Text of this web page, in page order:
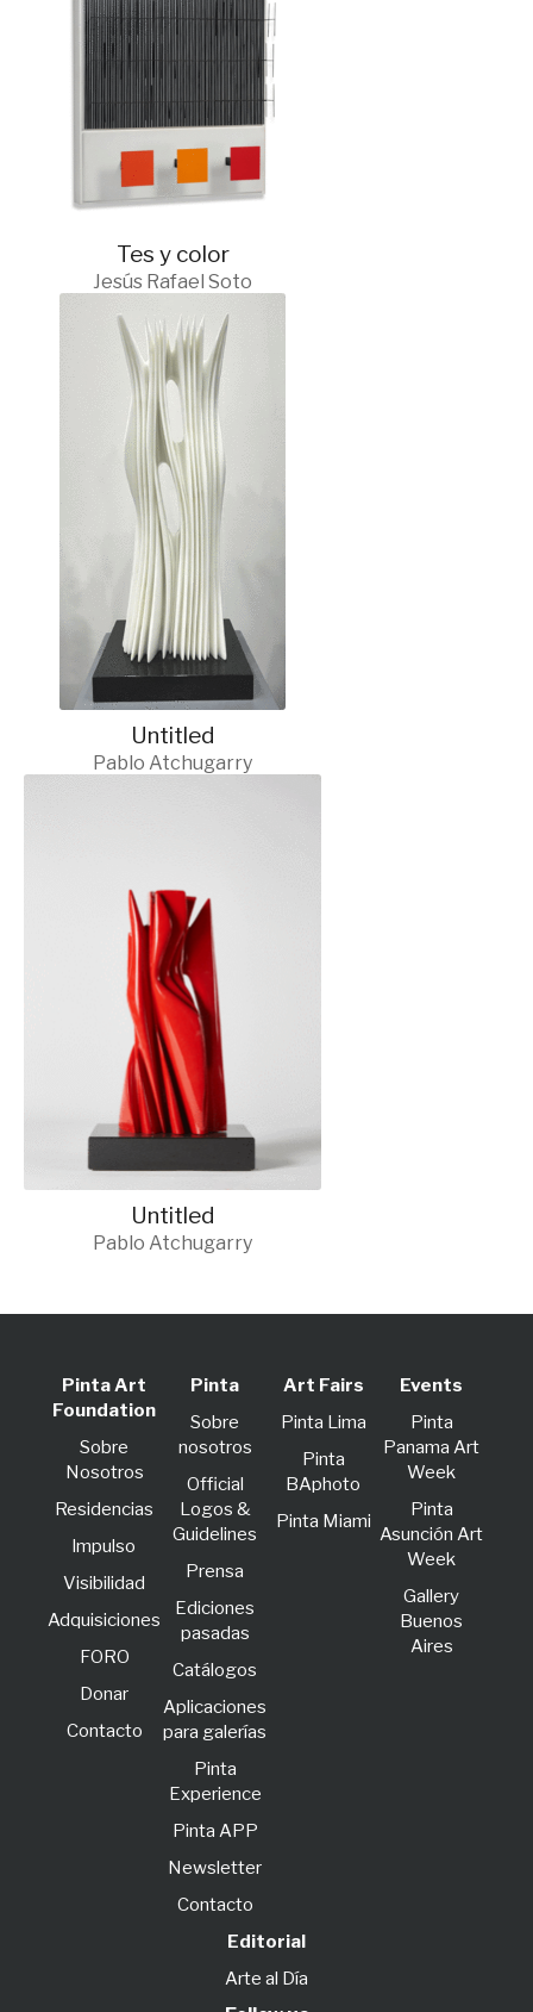
Tes y color
Jesús Rafael Soto
Untitled
Pablo Atchugarry
Untitled
Pablo Atchugarry
Pinta Art
Foundation
Sobre
Nosotros
Residencias
lmpulso
Visibilidad
Adquisiciones
FORO
Donar
Contacto
Pinta
Sobre
nosotros
Official
Logos &
Guidelines
Prensa
Ediciones
pasadas
Catálogos
Aplicaciones
para galerías
Pinta
Experience
Pinta APP
Newsletter
Contacto
Art Fairs
Pinta Lima
Pinta
BAphoto
Pinta Miami
Events
Pinta
Panama Art
Week
Pinta
Asunción Art
Week
Gallery
Buenos
Aires
Editorial
Arte al Día